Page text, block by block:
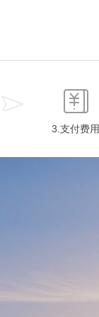
3.支付费用